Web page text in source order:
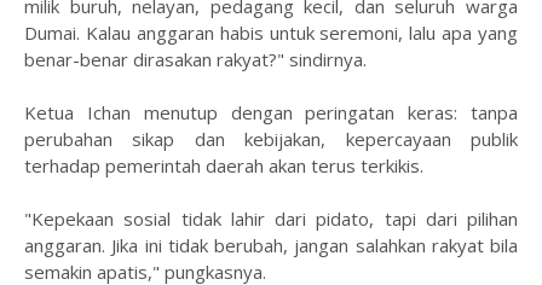
milik buruh, nelayan, pedagang kecil, dan seluruh warga
Dumai. Kalau anggaran habis untuk seremoni, lalu apa yang
benar-benar dirasakan rakyat?" sindirnya.
Ketua Ichan menutup dengan peringatan keras: tanpa
perubahan sikap dan kebijakan, kepercayaan publik
terhadap pemerintah daerah akan terus terkikis.
"Kepekaan sosial tidak lahir dari pidato, tapi dari pilihan
anggaran. Jika ini tidak berubah, jangan salahkan rakyat bila
semakin apatis," pungkasnya.